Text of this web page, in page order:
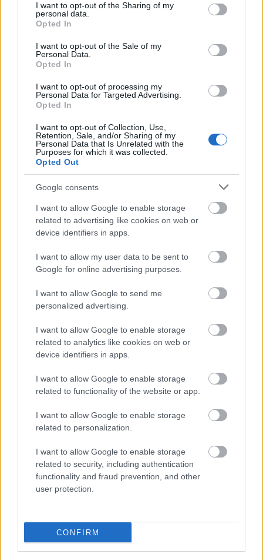
not limited to your visit or usage behaviour. You may click to
grant or deny consent to Google and its third-party tags to
use your data for below specified purposes in below Google
consent section.
I want to opt-out of the Sharing of my
personal data.
Opted In
I want to opt-out of the Sale of my
Personal Data.
Opted In
I want to opt-out of processing my
Personal Data for Targeted Advertising.
Opted In
I want to opt-out of Collection, Use,
Retention, Sale, and/or Sharing of my
Personal Data that Is Unrelated with the
Purposes for which it was collected.
Opted Out
Google consents
I want to allow Google to enable storage
related to advertising like cookies on web or
device identifiers in apps.
I want to allow my user data to be sent to
Google for online advertising purposes.
I want to allow Google to send me
personalized advertising.
I want to allow Google to enable storage
related to analytics like cookies on web or
device identifiers in apps.
I want to allow Google to enable storage
related to functionality of the website or app.
I want to allow Google to enable storage
related to personalization.
I want to allow Google to enable storage
related to security, including authentication
functionality and fraud prevention, and other
user protection.
CONFIRM
Chester Bennington
gondolta, hogy Chris Cornell halála elrettentő példa
Öngyilkos lett a Linkin Park énekese
dankógábor•2017. július 20.
41 éves korában elhunyt Chester Bennington, a